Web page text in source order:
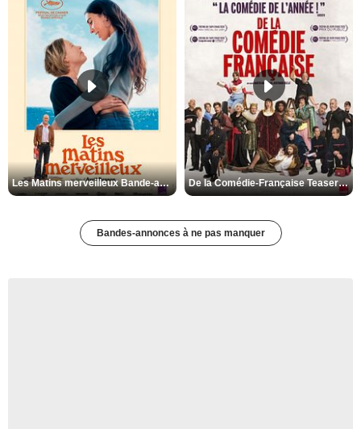
Les Matins merveilleux Bande-annonce VF De la Comédie-Française Teaser VF
Bandes-annonces à ne pas manquer